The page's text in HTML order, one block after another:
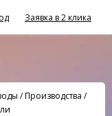
Заявка в 2 клика
/ Производства /